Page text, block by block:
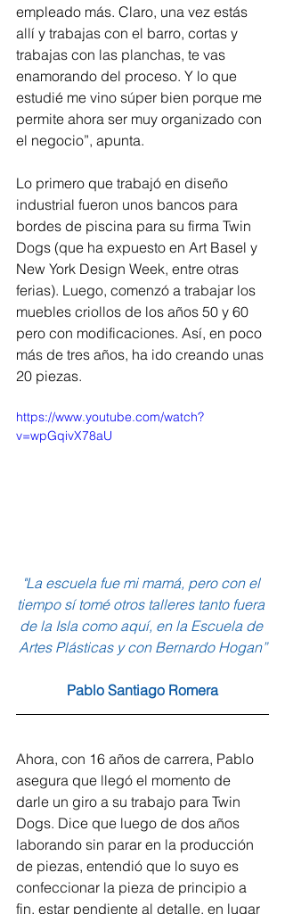
empleado más. Claro, una vez estás
allí y trabajas con el barro, cortas y
trabajas con las planchas, te vas
enamorando del proceso. Y lo que
estudié me vino súper bien porque me
permite ahora ser muy organizado con
el negocio”, apunta.
Lo primero que trabajó en diseño
industrial fueron unos bancos para
bordes de piscina para su firma Twin
Dogs (que ha expuesto en Art Basel y
New York Design Week, entre otras
ferias). Luego, comenzó a trabajar los
muebles criollos de los años 50 y 60
pero con modificaciones. Así, en poco
más de tres años, ha ido creando unas
20 piezas.
https://www.youtube.com/watch?
v=wpGqivX78aU
"La escuela fue mi mamá, pero con el
tiempo sí tomé otros talleres tanto fuera
de la Isla como aquí, en la Escuela de
Artes Plásticas y con Bernardo Hogan”
Pablo Santiago Romera
Ahora, con 16 años de carrera, Pablo
asegura que llegó el momento de
darle un giro a su trabajo para Twin
Dogs. Dice que luego de dos años
laborando sin parar en la producción
de piezas, entendió que lo suyo es
confeccionar la pieza de principio a
fin, estar pendiente al detalle, en lugar